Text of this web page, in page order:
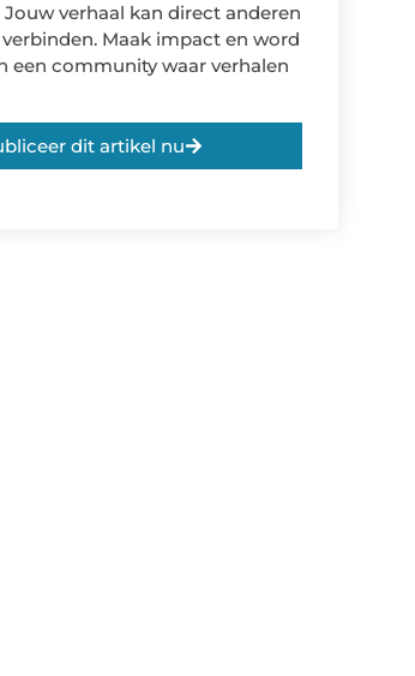
verhaal kan direct anderen
Maak impact en word
een community waar verhalen
dit artikel nu